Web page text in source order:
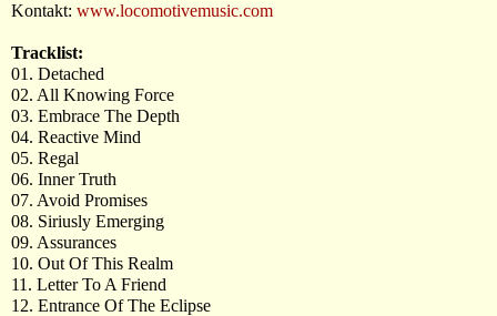
Kontakt: www.locomotivemusic.com
Tracklist:
01. Detached
02. All Knowing Force
03. Embrace The Depth
04. Reactive Mind
05. Regal
06. Inner Truth
07. Avoid Promises
08. Siriusly Emerging
09. Assurances
10. Out Of This Realm
11. Letter To A Friend
12. Entrance Of The Eclipse